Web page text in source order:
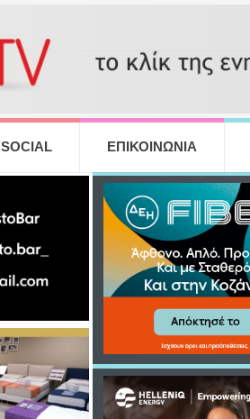
SOCIAL ΕΠΙΚΟΙΝΩΝΙΑ